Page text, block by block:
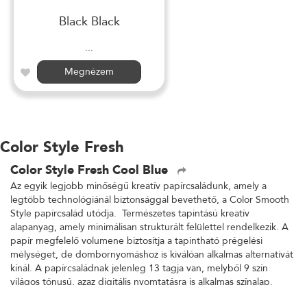
Black Black
...
Megnézem
Color Style Fresh
Color Style Fresh Cool Blue
Az egyik legjobb minőségű kreatív papírcsaládunk, amely a
legtöbb technológiánál biztonsággal bevethető, a Color Smooth
Style papírcsalád utódja. Természetes tapintású kreatív
alapanyag, amely minimálisan strukturált felülettel rendelkezik. A
papír megfelelő volumene biztosítja a tapintható prégelési
mélységet, de dombornyomáshoz is kiválóan alkalmas alternatívát
kínál. A papírcsaládnak jelenleg 13 tagja van, melyből 9 szín
világos tónusú, azaz digitális nyomtatásra is alkalmas színalap.